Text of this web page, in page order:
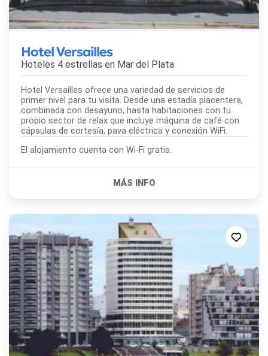
Hotel Versailles
Hoteles 4 estrellas en Mar del Plata
Hotel Versailles ofrece una variedad de servicios de
primer nivel para tu visita. Desde una estadía placentera,
combinada con desayuno, hasta habitaciones con tu
propio sector de relax que incluye máquina de café con
cápsulas de cortesía, pava eléctrica y conexión WiFi.
El alojamiento cuenta con Wi-Fi gratis.